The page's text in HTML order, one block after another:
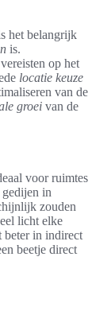
het belangrijk
is.
op het
locatie keuze
van de
groei van de
voor ruimtes
in
zouden
licht elke
beter in indirect
beetje direct